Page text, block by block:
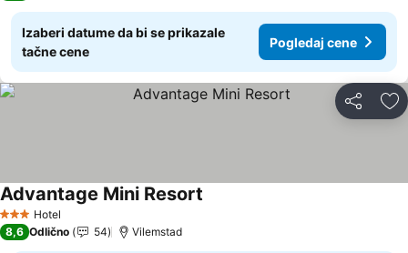
Izaberi datume da bi se prikazale
tačne cene
Pogledaj cene
Deli
3 Zvezdice
Hotel
Advantage Mini Resort
8,6 Odlično 54 Vilemstad